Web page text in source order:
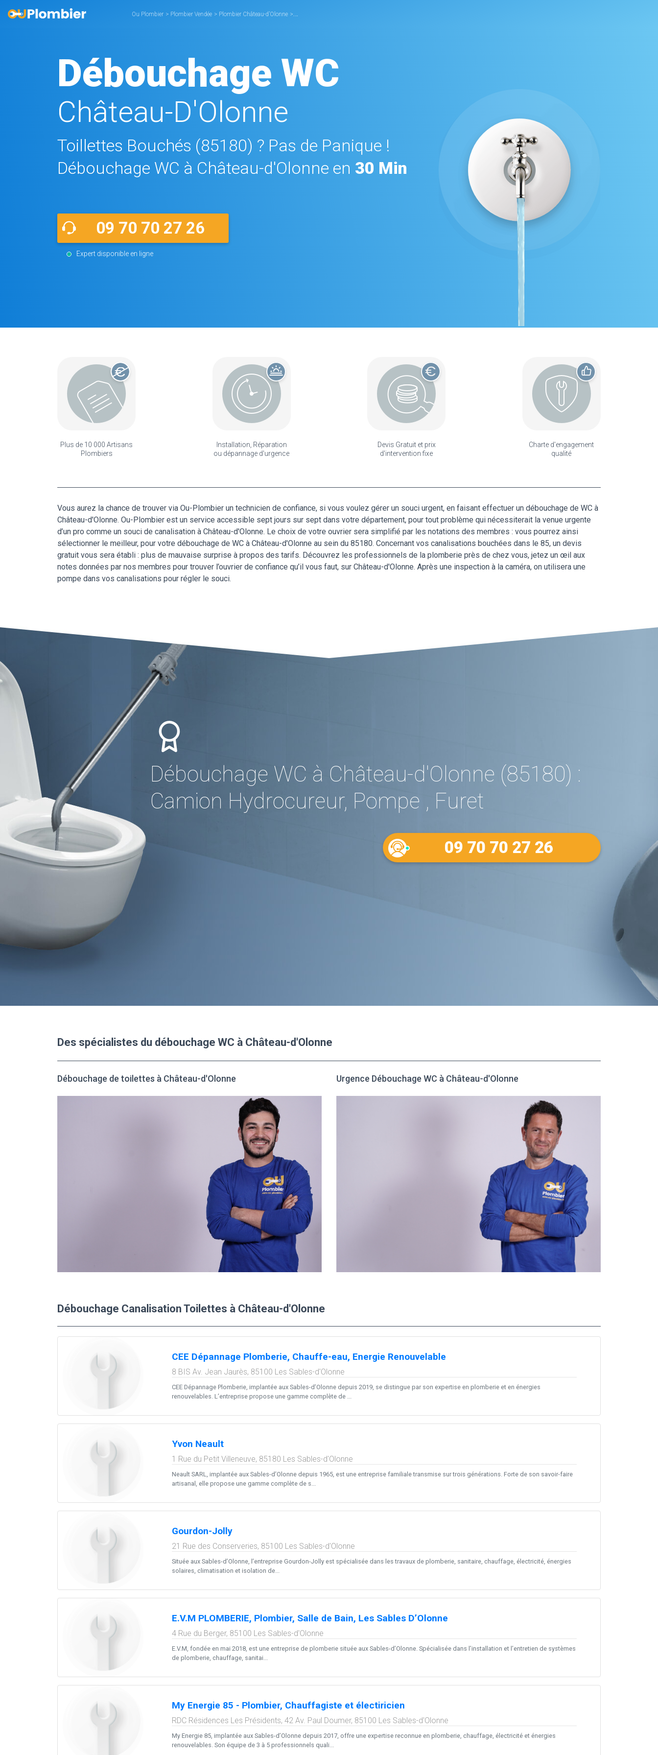
Ou Plombier > Plombier Vendée > Plombier Château-d’Olonne >
Débouchage WC
Château-D'Olonne
Toillettes Bouchés (85180) ? Pas de Panique !
Débouchage WC à Château-d'Olonne en 30 Min
09 70 70 27 26
Expert disponible en ligne
Plus de 10 000 Artisans
Plombiers
Installation, Réparation
ou dépannage d'urgence
Devis Gratuit et prix
d'intervention fixe
Charte d'engagement
qualité
Vous aurez la chance de trouver via Ou-Plombier un technicien de confiance, si vous voulez gérer un souci urgent, en faisant effectuer un débouchage de WC à
Château-d'Olonne. Ou-Plombier est un service accessible sept jours sur sept dans votre département, pour tout problème qui nécessiterait la venue urgente
d’un pro comme un souci de canalisation à Château-d'Olonne. Le choix de votre ouvrier sera simplifié par les notations des membres : vous pourrez ainsi
sélectionner le meilleur, pour votre débouchage de WC à Château-d'Olonne au sein du 85180. Concernant vos canalisations bouchées dans le 85, un devis
gratuit vous sera établi : plus de mauvaise surprise à propos des tarifs. Découvrez les professionnels de la plomberie près de chez vous, jetez un œil aux
notes données par nos membres pour trouver l’ouvrier de confiance qu’il vous faut, sur Château-d'Olonne. Après une inspection à la caméra, on utilisera une
pompe dans vos canalisations pour régler le souci.
Débouchage WC à Château-d'Olonne (85180) :
Camion Hydrocureur, Pompe , Furet
09 70 70 27 26
Des spécialistes du débouchage WC à Château-d'Olonne
Débouchage de toilettes à Château-d'Olonne Urgence Débouchage WC à Château-d'Olonne
Débouchage Canalisation Toilettes à Château-d'Olonne
CEE Dépannage Plomberie, Chauffe-eau, Energie Renouvelable
8 BIS Av. Jean Jaurès, 85100 Les Sables-d'Olonne
CEE Dépannage Plomberie, implantée aux Sables-d’Olonne depuis 2019, se distingue par son expertise en plomberie et en énergies
renouvelables. L’entreprise propose une gamme complète de ...
Yvon Neault
1 Rue du Petit Villeneuve, 85180 Les Sables-d'Olonne
Neault SARL, implantée aux Sables-d’Olonne depuis 1965, est une entreprise familiale transmise sur trois générations. Forte de son savoir-faire
artisanal, elle propose une gamme complète de s...
Gourdon-Jolly
21 Rue des Conserveries, 85100 Les Sables-d'Olonne
Située aux Sables-d’Olonne, l’entreprise Gourdon-Jolly est spécialisée dans les travaux de plomberie, sanitaire, chauffage, électricité, énergies
solaires, climatisation et isolation de...
E.V.M PLOMBERIE, Plombier, Salle de Bain, Les Sables D’Olonne
4 Rue du Berger, 85100 Les Sables-d'Olonne
E.V.M, fondée en mai 2018, est une entreprise de plomberie située aux Sables-d’Olonne. Spécialisée dans l’installation et l’entretien de systèmes
de plomberie, chauffage, sanitai...
My Energie 85 - Plombier, Chauffagiste et électiricien
RDC Résidences Les Présidents, 42 Av. Paul Doumer, 85100 Les Sables-d'Olonne
My Energie 85, implantée aux Sables-d’Olonne depuis 2017, offre une expertise reconnue en plomberie, chauffage, électricité et énergies
renouvelables. Son équipe de 3 à 5 professionnels quali...